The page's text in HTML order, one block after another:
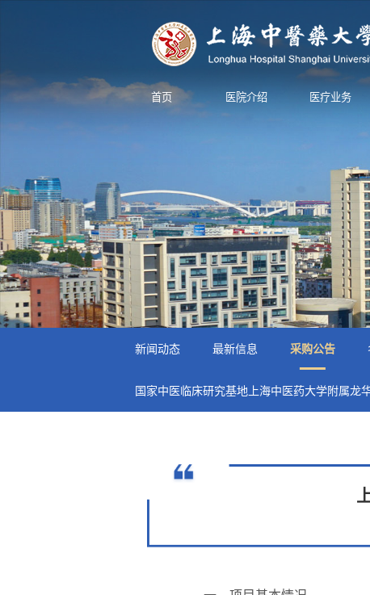
首页 医院介绍 医疗业务
新闻动态 最新信息 采购公告
国家中医临床研究基地上海中医药大学附属龙